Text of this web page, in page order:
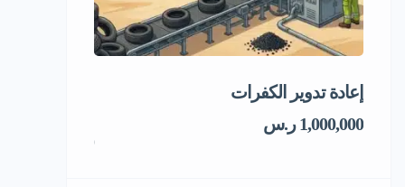
إعادة تدوير الكفرات
1,000,000 ر.س